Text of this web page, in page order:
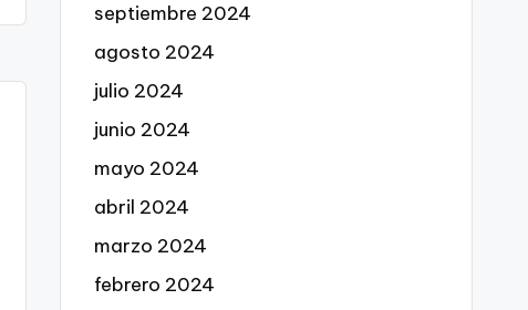
septiembre 2024
agosto 2024
julio 2024
junio 2024
mayo 2024
abril 2024
marzo 2024
febrero 2024